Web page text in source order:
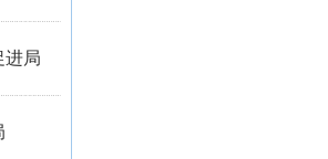
进局